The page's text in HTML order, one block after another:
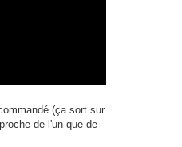
(ça sort sur
de l'un que de